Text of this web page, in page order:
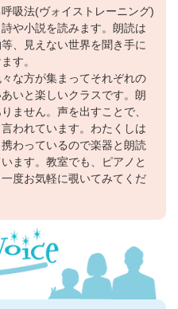
吸法(ヴォイストレーニング)
や小説を読みます。朗読は
、見えない世界を聞き手に
す。
な方が集まってそれぞれの
いと楽しいクラスです。朗
ません。声を出すことで、
われています。わたくしは
わっているので楽器と朗読
ます。教室でも、ピアノと
度お気軽に覗いてみてくだ